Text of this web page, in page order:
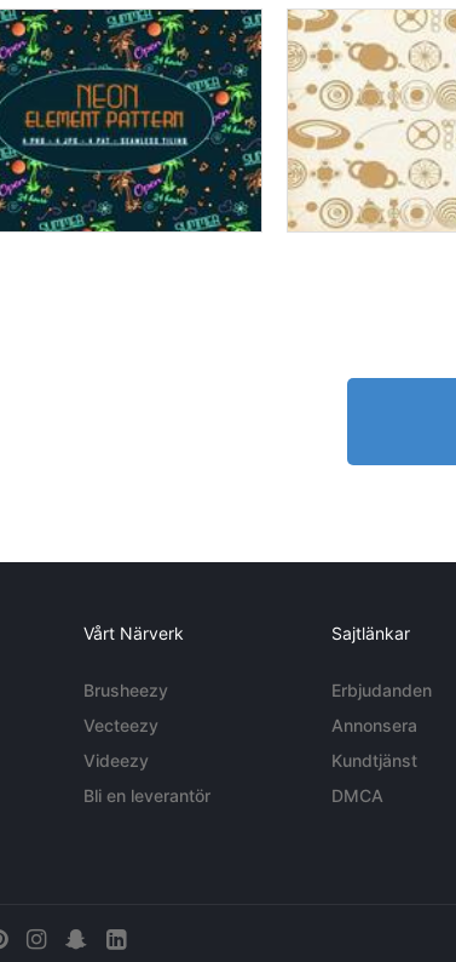
Vårt Närverk
Brusheezy
Vecteezy
Videezy
Bli en leverantör
Sajtlänkar
Erbjudanden
Annonsera
Kundtjänst
DMCA